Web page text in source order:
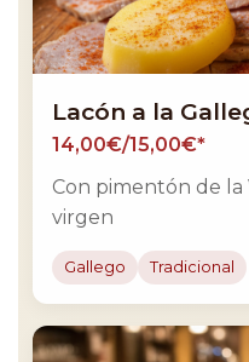
Lacón a la
14,00€/15,00€*
Con pimentón de la
virgen
Gallego Tradicional